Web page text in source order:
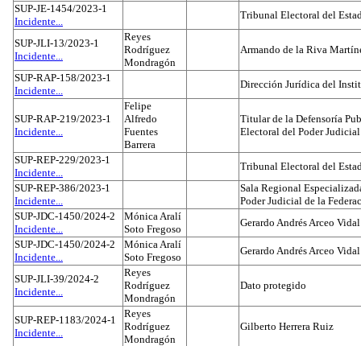
SUP-JE-1454/2023-1
Incidente...
Tribunal Electoral del
SUP-JLI-13/2023-1
Incidente...
Reyes
Rodríguez
Mondragón
Armando de la Riva
SUP-RAP-158/2023-1
Incidente...
Dirección Jurídica del
SUP-RAP-219/2023-1
Incidente...
Felipe
Alfredo
Fuentes
Barrera
Titular de la Defensoría
Electoral del Poder
SUP-REP-229/2023-1
Incidente...
Tribunal Electoral del
SUP-REP-386/2023-1
Incidente...
Sala Regional
Poder Judicial de la
SUP-JDC-1450/2024-2
Incidente...
Mónica Aralí
Soto Fregoso
Gerardo Andrés Arceo Vidal
SUP-JDC-1450/2024-2
Incidente...
Mónica Aralí
Soto Fregoso
Gerardo Andrés Arceo Vidal
SUP-JLI-39/2024-2
Incidente...
Reyes
Rodríguez
Mondragón
Dato protegido
SUP-REP-1183/2024-1
Incidente...
Reyes
Rodríguez
Mondragón
Gilberto Herrera Ruiz